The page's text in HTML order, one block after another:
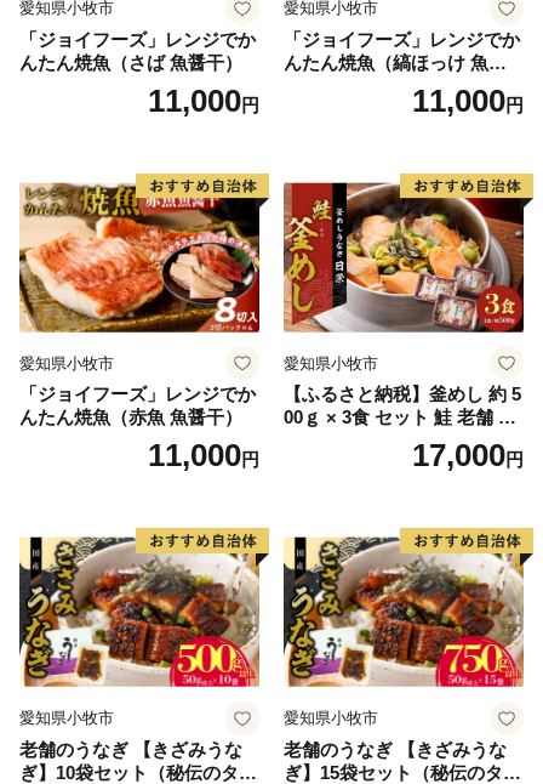
愛知県小牧市
「ジョイフーズ」レンジでか
んたん焼魚（さば 魚醤干）
11,000円
愛知県小牧市
「ジョイフーズ」レンジでか
んたん焼魚（縞ほっけ 魚醤
11,000円
愛知県小牧市
「ジョイフーズ」レンジでか
んたん焼魚（赤魚 魚醤干）
11,000円
愛知県小牧市
【ふるさと納税】釜めし 約 5
00ｇ × 3食 セット 鮭 老舗 急
速冷凍 レンチン 時短 簡単調
理 食品 加工品 海鮮 手作り
り寄せグルメ 愛知県 小牧市
送料無料
17,000円
愛知県小牧市
老舗のうなぎ 【きざみうな
ぎ】10袋セット（秘伝のタレ
愛知県小牧市
老舗のうなぎ 【きざみうな
ぎ】15袋セット（秘伝のタレ